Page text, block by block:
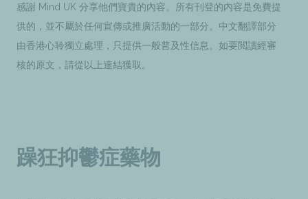
感謝 Mind UK 分享他們寶貴的內容。所有刊登的内容是免費提
供的，並不屬於任何宣傳或推廣活動的一部分。中文翻譯部分
由香港心聆獨立處理，只提供一般普及性信息。如要閲讀經審
核的原文，請從以上連結獲取。
躁狂抑鬱症藥物